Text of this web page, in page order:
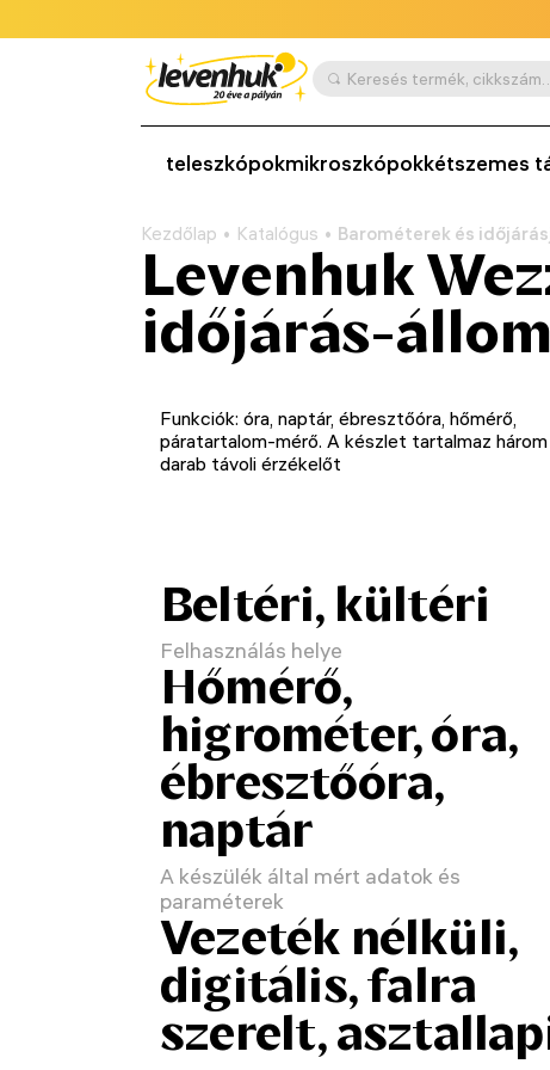
Keresés termék,
teleszkópokmikroszkópokkétszemes
Kezdőlap Katalógus Barométerek és
Levenhuk
időjárás-
Funkciók: óra, naptár, ébresztőóra, hőmérő,
páratartalom-mérő. A készlet tartalmaz három
darab távoli érzékelőt
Beltéri, kültéri
Felhasználás helye
Hőmérő,
higrométer, óra,
ébresztőóra,
naptár
A készülék által mért adatok és
paraméterek
Vezeték nélküli,
digitális, falra
szerelt,